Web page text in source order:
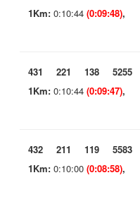
1Km: 0:10:44 (0:09:48),
431 221 138 5255
1Km: 0:10:44 (0:09:47),
432 211 119 5583
1Km: 0:10:00 (0:08:58),